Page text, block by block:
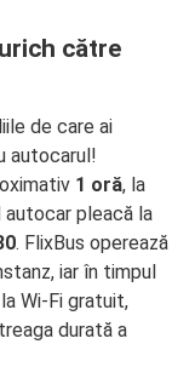
către
de care ai
autocarul!
1 oră, la
autocar pleacă la
. FlixBus operează
iar în timpul
Wi-Fi gratuit,
durată a